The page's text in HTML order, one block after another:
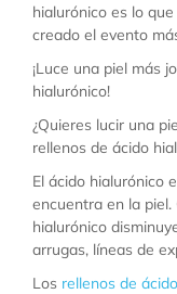
hialurónico es lo
creado el evento
¡Luce una piel más
hialurónico!
¿Quieres lucir una
rellenos de ácido
El ácido hialurónico
encuentra en la
hialurónico
arrugas, líneas de
Los rellenos de